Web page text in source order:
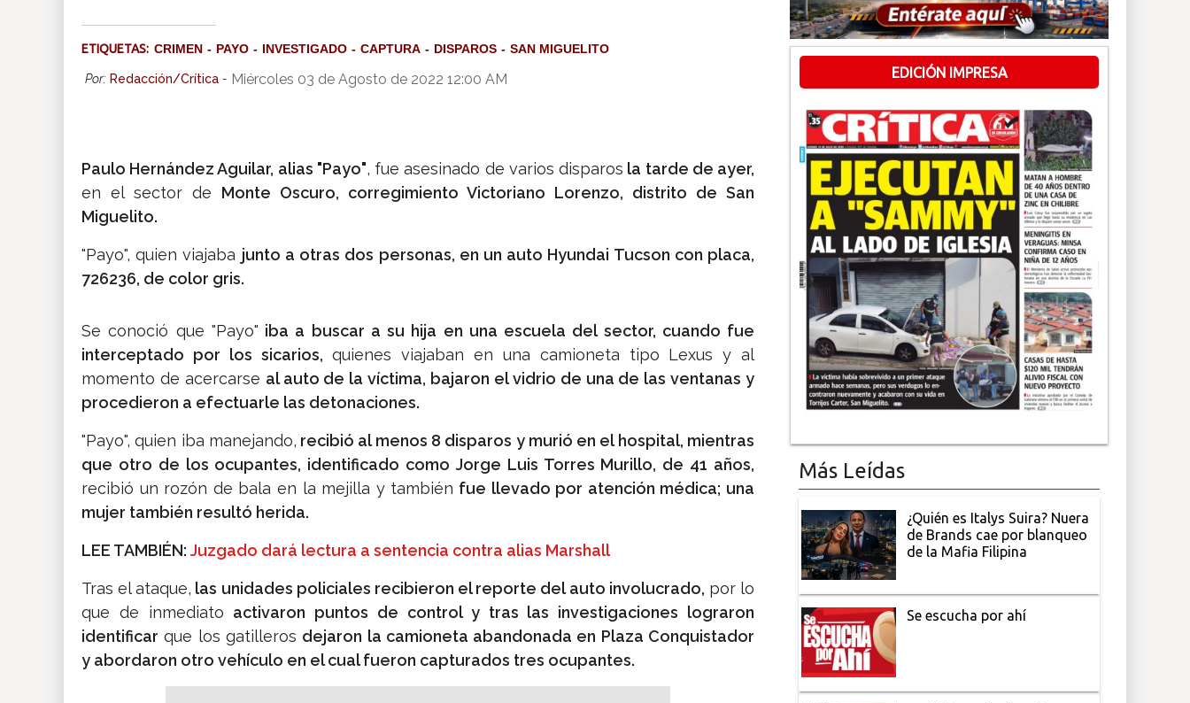
ETIQUETAS: CRIMEN PAYO INVESTIGADO CAPTURA DISPAROS SAN MIGUELITO
Por: Redacción/Crítica - Miércoles 03 de Agosto de 2022 12:00 AM
Paulo Hernández Aguilar, alias "Payo", fue asesinado de varios disparos la tarde de ayer,
en el sector de Monte Oscuro, corregimiento Victoriano Lorenzo, distrito de San
Miguelito.
"Payo", quien viajaba junto a otras dos personas, en un auto Hyundai Tucson con placa,
726236, de color gris.
Se conoció que "Payo" iba a buscar a su hija en una escuela del sector, cuando fue
interceptado por los sicarios, quienes viajaban en una camioneta tipo Lexus y al
momento de acercarse al auto de la víctima, bajaron el vidrio de una de las ventanas y
procedieron a efectuarle las detonaciones.
"Payo", quien iba manejando, recibió al menos 8 disparos y murió en el hospital, mientras
que otro de los ocupantes, identificado como Jorge Luis Torres Murillo, de 41 años,
recibió un rozón de bala en la mejilla y también fue llevado por atención médica; una
mujer también resultó herida.
LEE TAMBIÉN: Juzgado dará lectura a sentencia contra alias Marshall
Tras el ataque, las unidades policiales recibieron el reporte del auto involucrado, por lo
que de inmediato activaron puntos de control y tras las investigaciones lograron
identificar que los gatilleros dejaron la camioneta abandonada en Plaza Conquistador
y abordaron otro vehículo en el cual fueron capturados tres ocupantes.
EDICIÓN IMPRESA
Más Leídas
¿Quién es Italys Suira? Nuera
de Brands cae por blanqueo
de la Mafia Filipina
Se escucha por ahí